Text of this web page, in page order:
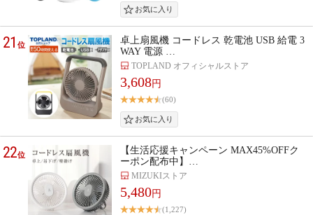
21位
卓上扇風機 コードレス 乾電池 USB 給電 3
WAY 電源 …
TOPLAND オフィシャルストア
3,608円
(60)
22位
【生活応援キャンペーン MAX45%OFFク
ーポン配布中】…
MIZUKIストア
5,480円
(1,227)